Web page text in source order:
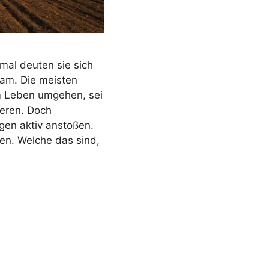
deuten sie sich
Die meisten
umgehen, sei
Doch
aktiv anstoßen.
Welche das sind,